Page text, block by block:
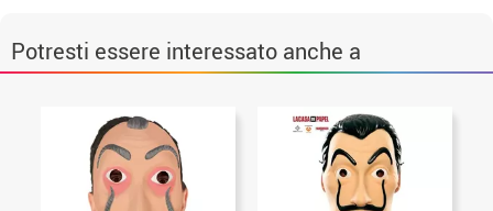
Potresti essere interessato anche a